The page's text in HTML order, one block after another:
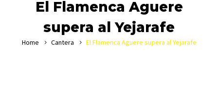
El Flamenca Aguere
supera al Yejarafe
Home Cantera El Flamenca Aguere supera al Yejarafe